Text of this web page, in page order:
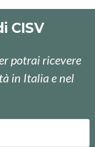
CISV
potrai ricevere
in Italia e nel